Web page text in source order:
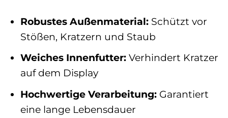
Robustes Außenmaterial: Schützt vor
Stößen, Kratzern und Staub
Weiches Innenfutter: Verhindert Kratzer
auf dem Display
Hochwertige Verarbeitung: Garantiert
eine lange Lebensdauer